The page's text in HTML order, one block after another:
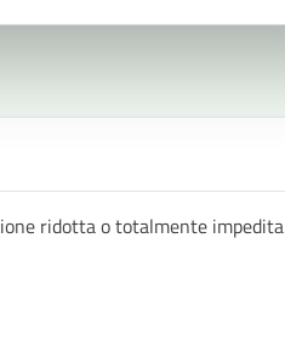
ridotta o totalmente impedita